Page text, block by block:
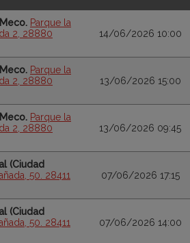
Parque la
2, 28880
14/06/2026 10:00
Parque la
2, 28880
13/06/2026 15:00
Parque la
2, 28880
13/06/2026 09:45
(Ciudad
50. 28411
07/06/2026 17:15
(Ciudad
50. 28411
07/06/2026 14:00